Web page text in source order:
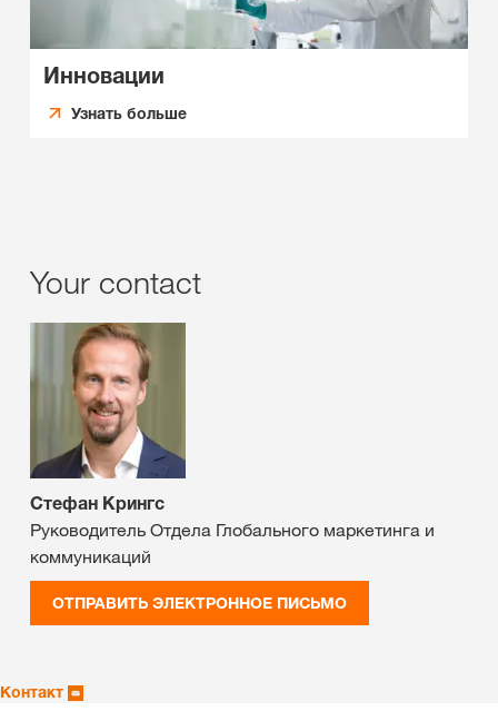
Инновации
Узнать больше
Your contact
Стефан Крингс
Руководитель Отдела Глобального маркетинга и
коммуникаций
ОТПРАВИТЬ ЭЛЕКТРОННОЕ ПИСЬМО
Контакт